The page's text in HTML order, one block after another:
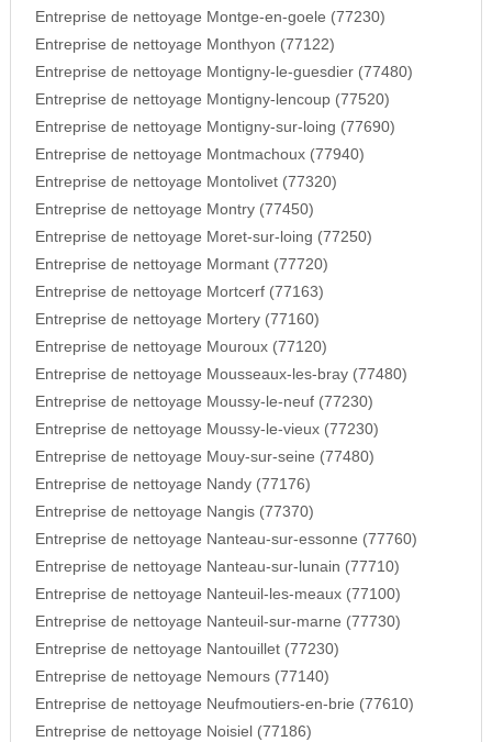
Entreprise de nettoyage Montge-en-goele (77230)
Entreprise de nettoyage Monthyon (77122)
Entreprise de nettoyage Montigny-le-guesdier (77480)
Entreprise de nettoyage Montigny-lencoup (77520)
Entreprise de nettoyage Montigny-sur-loing (77690)
Entreprise de nettoyage Montmachoux (77940)
Entreprise de nettoyage Montolivet (77320)
Entreprise de nettoyage Montry (77450)
Entreprise de nettoyage Moret-sur-loing (77250)
Entreprise de nettoyage Mormant (77720)
Entreprise de nettoyage Mortcerf (77163)
Entreprise de nettoyage Mortery (77160)
Entreprise de nettoyage Mouroux (77120)
Entreprise de nettoyage Mousseaux-les-bray (77480)
Entreprise de nettoyage Moussy-le-neuf (77230)
Entreprise de nettoyage Moussy-le-vieux (77230)
Entreprise de nettoyage Mouy-sur-seine (77480)
Entreprise de nettoyage Nandy (77176)
Entreprise de nettoyage Nangis (77370)
Entreprise de nettoyage Nanteau-sur-essonne (77760)
Entreprise de nettoyage Nanteau-sur-lunain (77710)
Entreprise de nettoyage Nanteuil-les-meaux (77100)
Entreprise de nettoyage Nanteuil-sur-marne (77730)
Entreprise de nettoyage Nantouillet (77230)
Entreprise de nettoyage Nemours (77140)
Entreprise de nettoyage Neufmoutiers-en-brie (77610)
Entreprise de nettoyage Noisiel (77186)